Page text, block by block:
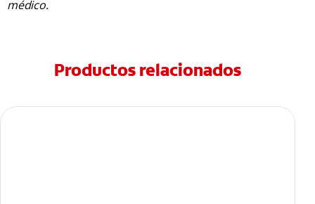
médico.
Productos relacionados